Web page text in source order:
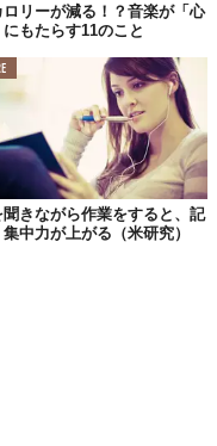
もの体内ストレスが解
を読むことで筋肉が弛
ロリーが減る！？音楽が「心
にもたらす11のこと
聞きながら作業をすると、記
中力が上がる（米研究）